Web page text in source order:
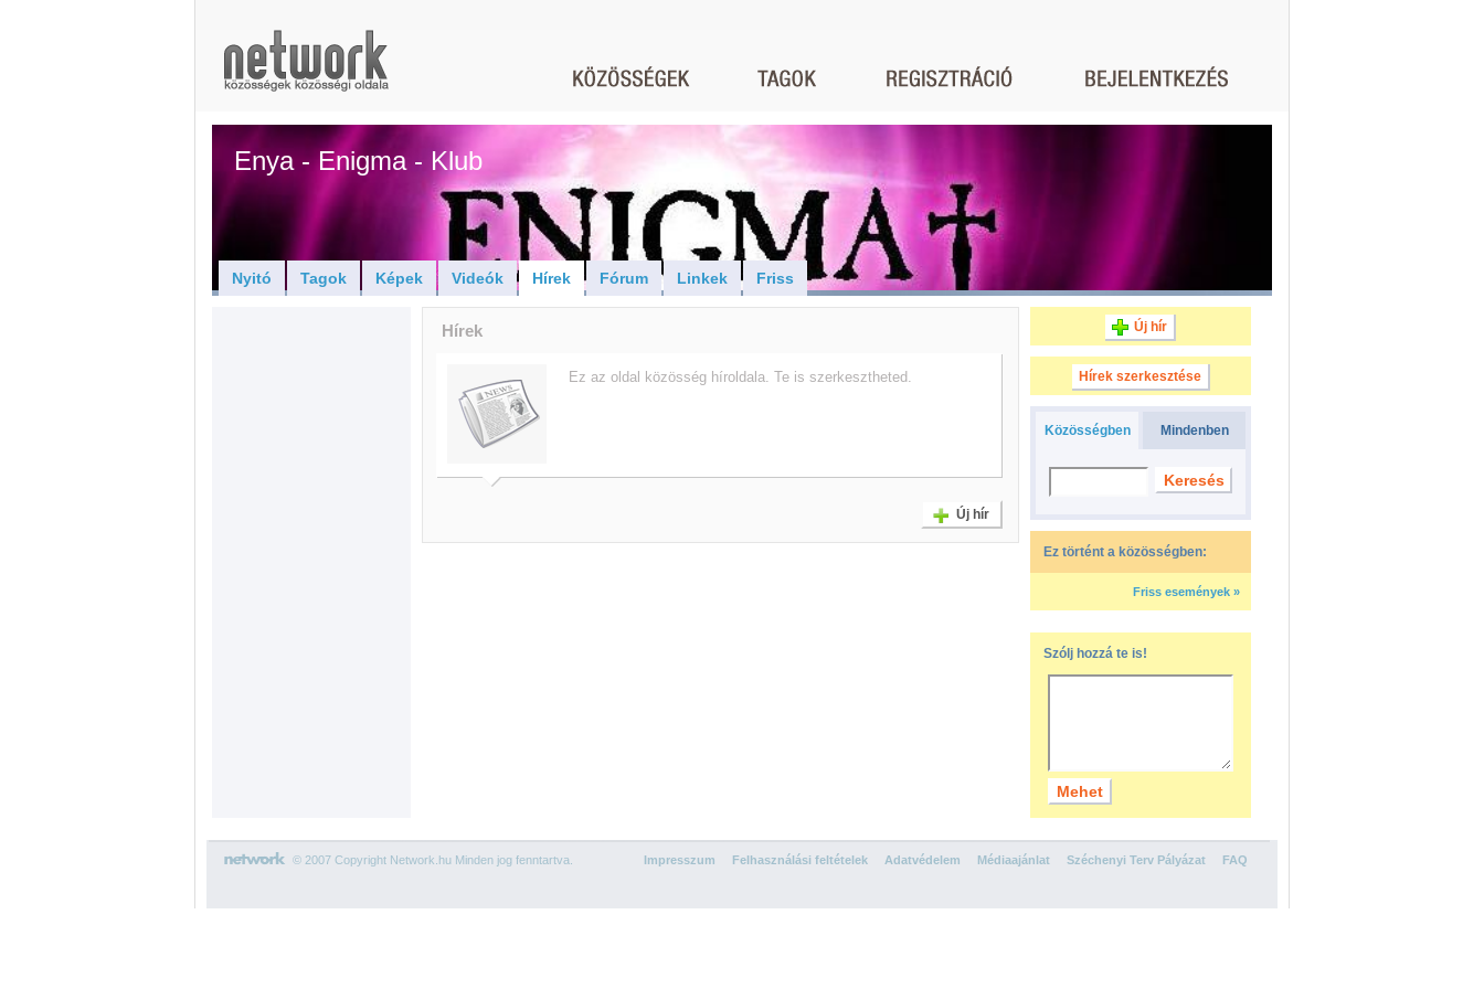
Enya - Enigma - Klub
Nyitó Tagok Képek Videók Hírek Fórum Linkek Friss
Hírek
Ez az oldal közösség híroldala. Te is szerkesztheted.
Új hír
Új hír
Hírek szerkesztése
Közösségben Mindenben
Ez történt a közösségben:
Friss események »
Szólj hozzá te is!
© 2007 Copyright Network.hu Minden jog fenntartva. Impresszum Felhasználási feltételek Adatvédelem Médiaajánlat Széchenyi Terv Pályázat FAQ